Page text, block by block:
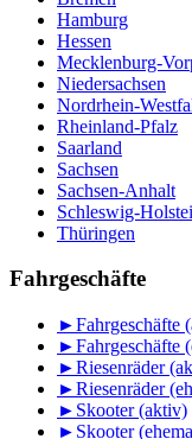
Hamburg
Hessen
Mecklenburg-
Niedersachsen
Nordrhein-
Rheinland-Pfalz
Saarland
Sachsen
Sachsen-Anhalt
Schleswig-
Thüringen
Fahrgeschäfte
►Fahrgeschäfte
►Fahrgeschäfte
►Riesenräder
►Riesenräder
► Skooter (aktiv)
► Skooter